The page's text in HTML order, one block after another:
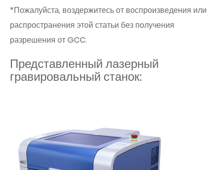
*Пожалуйста, воздержитесь от воспроизведения или
распространения этой статьи без получения
разрешения от GCC.
Представленный лазерный
гравировальный станок: